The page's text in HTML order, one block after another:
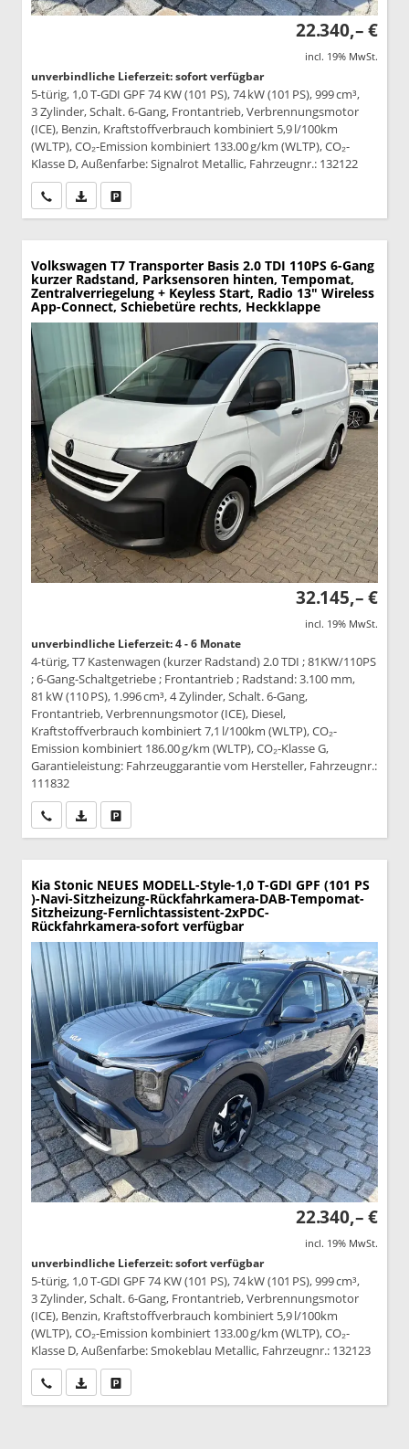
22.340,– €
incl. 19% MwSt.
unverbindliche Lieferzeit: sofort verfügbar
5-türig, 1,0 T-GDI GPF 74 KW (101 PS), 74 kW (101 PS), 999 cm³,
3 Zylinder, Schalt. 6-Gang, Frontantrieb, Verbrennungsmotor
(ICE), Benzin, Kraftstoffverbrauch kombiniert 5,9 l/100km
(WLTP), CO₂-Emission kombiniert 133.00 g/km (WLTP), CO₂-
Klasse D, Außenfarbe: Signalrot Metallic, Fahrzeugnr.: 132122
Wir rufen Sie anPDF-Datei, Fahrzeugexposé drucken
Volkswagen T7 Transporter Basis 2.0 TDI 110PS 6-Gang
kurzer Radstand, Parksensoren hinten, Tempomat,
Zentralverriegelung + Keyless Start, Radio 13" Wireless
App-Connect, Schiebetüre rechts, Heckklappe
32.145,– €
incl. 19% MwSt.
unverbindliche Lieferzeit: 4 - 6 Monate
4-türig, T7 Kastenwagen (kurzer Radstand) 2.0 TDI ; 81KW/110PS
; 6-Gang-Schaltgetriebe ; Frontantrieb ; Radstand: 3.100 mm,
81 kW (110 PS), 1.996 cm³, 4 Zylinder, Schalt. 6-Gang,
Frontantrieb, Verbrennungsmotor (ICE), Diesel,
Kraftstoffverbrauch kombiniert 7,1 l/100km (WLTP), CO₂-
Emission kombiniert 186.00 g/km (WLTP), CO₂-Klasse G,
Garantieleistung: Fahrzeuggarantie vom Hersteller, Fahrzeugnr.:
111832
Wir rufen Sie anPDF-Datei, Fahrzeugexposé drucken
Kia Stonic NEUES MODELL-Style-1,0 T-GDI GPF (101 PS
)-Navi-Sitzheizung-Rückfahrkamera-DAB-Tempomat-
Sitzheizung-Fernlichtassistent-2xPDC-
Rückfahrkamera-sofort verfügbar
22.340,– €
incl. 19% MwSt.
unverbindliche Lieferzeit: sofort verfügbar
5-türig, 1,0 T-GDI GPF 74 KW (101 PS), 74 kW (101 PS), 999 cm³,
3 Zylinder, Schalt. 6-Gang, Frontantrieb, Verbrennungsmotor
(ICE), Benzin, Kraftstoffverbrauch kombiniert 5,9 l/100km
(WLTP), CO₂-Emission kombiniert 133.00 g/km (WLTP), CO₂-
Klasse D, Außenfarbe: Smokeblau Metallic, Fahrzeugnr.: 132123
Wir rufen Sie anPDF-Datei, Fahrzeugexposé drucken